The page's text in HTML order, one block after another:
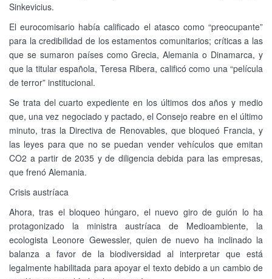
Sinkevicius.
El eurocomisario había calificado el atasco como “preocupante”
para la credibilidad de los estamentos comunitarios; críticas a las
que se sumaron países como Grecia, Alemania o Dinamarca, y
que la titular española, Teresa Ribera, calificó como una “película
de terror” institucional.
Se trata del cuarto expediente en los últimos dos años y medio
que, una vez negociado y pactado, el Consejo reabre en el último
minuto, tras la Directiva de Renovables, que bloqueó Francia, y
las leyes para que no se puedan vender vehículos que emitan
CO2 a partir de 2035 y de diligencia debida para las empresas,
que frenó Alemania.
Crisis austríaca
Ahora, tras el bloqueo húngaro, el nuevo giro de guión lo ha
protagonizado la ministra austríaca de Medioambiente, la
ecologista Leonore Gewessler, quien de nuevo ha inclinado la
balanza a favor de la biodiversidad al interpretar que está
legalmente habilitada para apoyar el texto debido a un cambio de